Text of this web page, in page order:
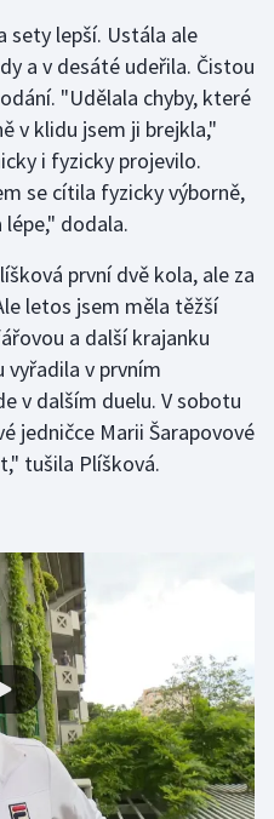
sety lepší. Ustála ale
a v desáté udeřila. Čistou
"Udělala chyby, které
v klidu jsem ji brejkla,"
i fyzicky projevilo.
se cítila fyzicky výborně,
dodala.
první dvě kola, ale za
letos jsem měla těžší
a další krajanku
v prvním
v dalším duelu. V sobotu
jedničce Marii Šarapovové
tušila Plíšková.